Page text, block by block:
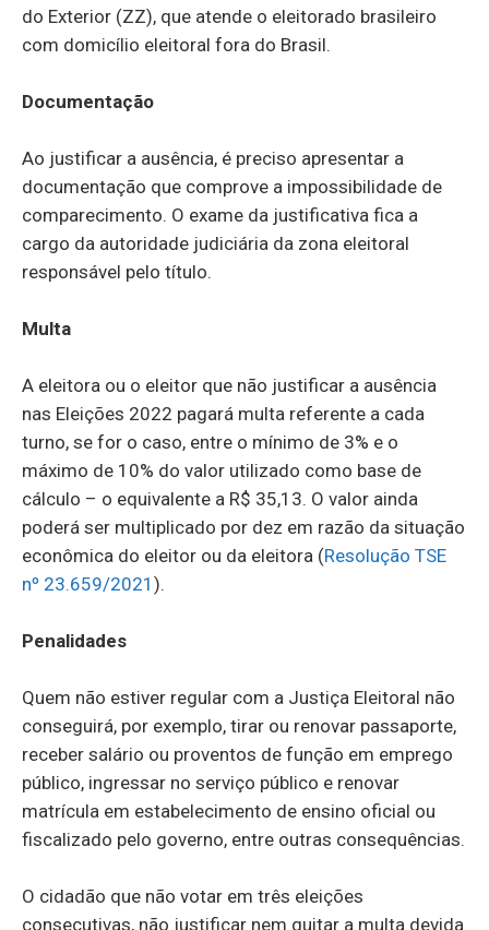
do Exterior (ZZ), que atende o eleitorado brasileiro
com domicílio eleitoral fora do Brasil.
Documentação
Ao justificar a ausência, é preciso apresentar a
documentação que comprove a impossibilidade de
comparecimento. O exame da justificativa fica a
cargo da autoridade judiciária da zona eleitoral
responsável pelo título.
Multa
A eleitora ou o eleitor que não justificar a ausência
nas Eleições 2022 pagará multa referente a cada
turno, se for o caso, entre o mínimo de 3% e o
máximo de 10% do valor utilizado como base de
cálculo – o equivalente a R$ 35,13. O valor ainda
poderá ser multiplicado por dez em razão da situação
econômica do eleitor ou da eleitora (Resolução TSE
nº 23.659/2021 ).
Penalidades
Quem não estiver regular com a Justiça Eleitoral não
conseguirá, por exemplo, tirar ou renovar passaporte,
receber salário ou proventos de função em emprego
público, ingressar no serviço público e renovar
matrícula em estabelecimento de ensino oficial ou
fiscalizado pelo governo, entre outras consequências.
O cidadão que não votar em três eleições
consecutivas, não justificar nem quitar a multa devida